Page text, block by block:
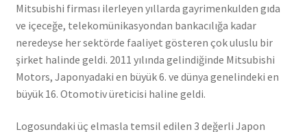
Mitsubishi firması ilerleyen yıllarda gayrimenkulden gıda
ve içeceğe, telekomünikasyondan bankacılığa kadar
neredeyse her sektörde faaliyet gösteren çok uluslu bir
şirket halinde geldi. 2011 yılında gelindiğinde Mitsubishi
Motors, Japonyadaki en büyük 6. ve dünya genelindeki en
büyük 16. Otomotiv üreticisi haline geldi.
Logosundaki üç elmasla temsil edilen 3 değerli Japon